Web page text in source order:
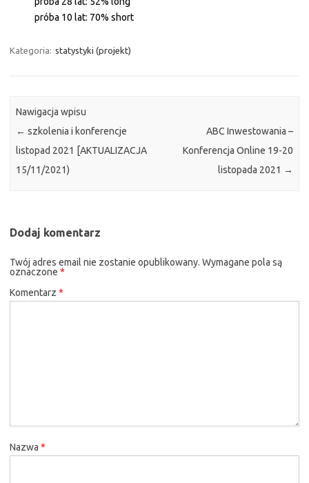
próba 10 lat: 70% short
Kategoria: statystyki (projekt)
Nawigacja wpisu
← szkolenia i konferencje
listopad 2021 [AKTUALIZACJA
15/11/2021)
ABC Inwestowania –
Konferencja Online 19-20
listopada 2021 →
Dodaj komentarz
Twój adres email nie zostanie opublikowany. Wymagane pola są
oznaczone *
Komentarz *
Nazwa *